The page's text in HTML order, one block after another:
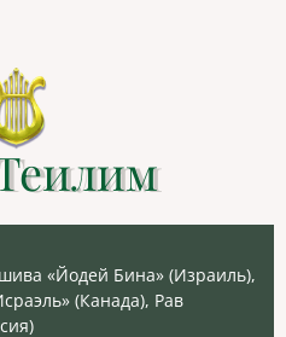
«Йодей Бина» (Израиль),
(Канада), Рав